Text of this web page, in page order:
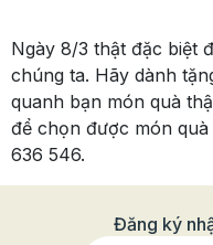
Ngày 8/3 thật đặc biệt
chúng ta. Hãy dành
quanh bạn món quà
để chọn được món
636 546.
Đăng ký